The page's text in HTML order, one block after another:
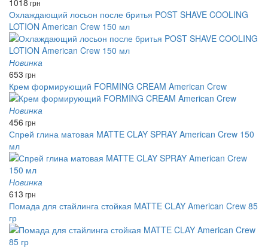
1018 грн
Охлаждающий лосьон после бритья POST SHAVE COOLING
LOTION American Crew 150 мл
Новинка
653 грн
Крем формирующий FORMING CREAM American Crew
Новинка
456 грн
Спрей глина матовая MATTE CLAY SPRAY American Crew 150
мл
Новинка
613 грн
Помада для стайлинга стойкая MATTE CLAY American Crew 85
гр